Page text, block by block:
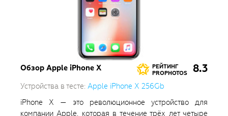
Обзор Apple iPhone X
РЕЙТИНГ
PROPHOTOS
8.3
Устройства в тесте: Apple iPhone X 256Gb
iPhone X — это революционное устройство для
компании Apple, которая в течение трёх лет четыре